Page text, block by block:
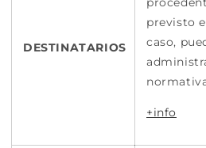
DESTINATARIOS
previsto
caso,
+info